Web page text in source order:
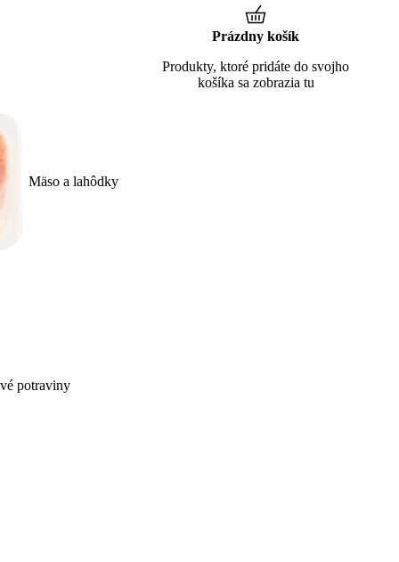
Mäso a lahôdky
potraviny
Prázdny košík
Produkty, ktoré pridáte do svojho
košíka sa zobrazia tu